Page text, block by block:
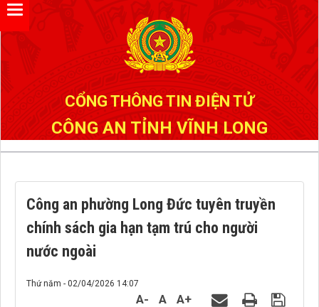
CỔNG THÔNG TIN ĐIỆN TỬ
CÔNG AN TỈNH VĨNH LONG
Công an phường Long Đức tuyên truyền
chính sách gia hạn tạm trú cho người
nước ngoài
Thứ năm - 02/04/2026 14:07
A- A A+